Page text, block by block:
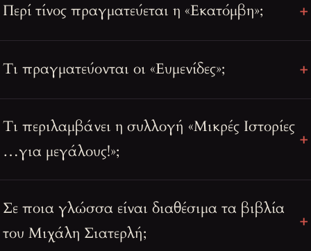
Περί τίνος πραγματεύεται η «Εκατόμβη»;
Τι πραγματεύονται οι «Ευμενίδες»;
Τι περιλαμβάνει η συλλογή «Μικρές Ιστορίες
…για μεγάλους!»;
Σε ποια γλώσσα είναι διαθέσιμα τα βιβλία
του Μιχάλη Σιατερλή;